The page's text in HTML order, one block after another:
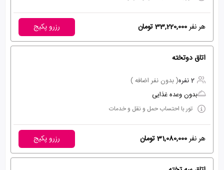
هر نفر33,220,000 تومان رزرو پکیج
اتاق دوتخته
2 نفره
( بدون نفر اضافه )
بدون وعده غذایی
تور با احتساب حمل و نقل و خدمات
هر نفر31,080,000 تومان رزرو پکیج